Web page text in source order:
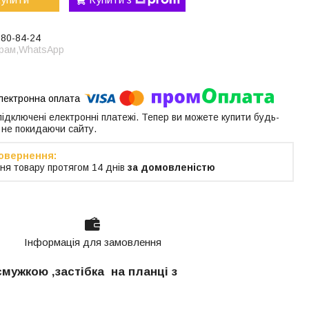
84-24
електронні платежі. Тепер ви можете купити будь-
покидаючи сайту.
товару протягом 14 днів за домовленістю
Інформація для замовлення
,застібка на планці з